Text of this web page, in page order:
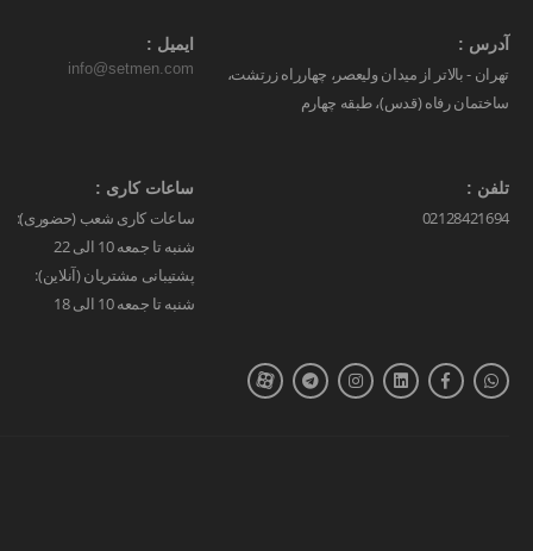
آدرس :
تهران - بالاتر از میدان ولیعصر، چهارراه زرتشت،
ساختمان رفاه (قدس)، طبقه چهارم
ایمیل :
info@setmen.com
تلفن :
02128421694
ساعات کاری :
ساعات کاری شعب (حضوری):
شنبه تا جمعه 10 الی 22
پشتیبانی مشتریان (آنلاین):
شنبه تا جمعه 10 الی 18